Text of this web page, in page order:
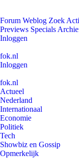
Forum Weblog Zoek
Previews Specials
Inloggen
fok.nl
Inloggen
fok.nl
Actueel
Nederland
Internationaal
Economie
Politiek
Tech
Showbiz en Gossip
Opmerkelijk